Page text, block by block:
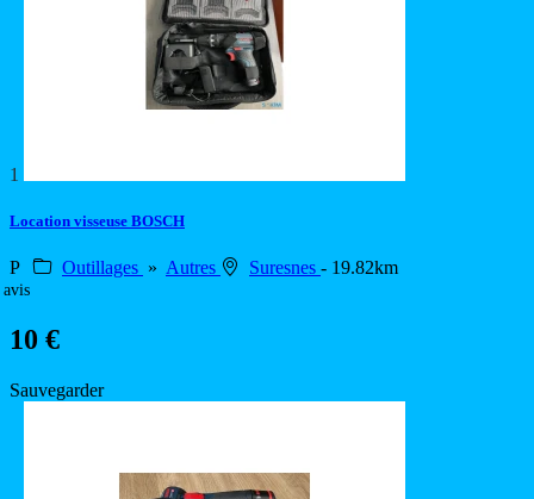
1
Location visseuse BOSCH
P Outillages » Autres Suresnes - 19.82km
avis
10 €
Sauvegarder